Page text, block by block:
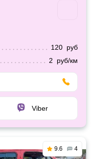
120 руб
2 руб/км
Viber
9.6 4